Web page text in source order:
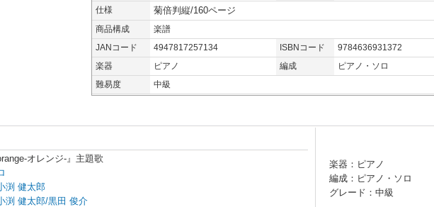
仕様
菊倍判縦/160ページ
商品構成
楽譜
JANコード
4947817257134 ISBNコード
9784636931372
楽器
ピアノ 編成
ピアノ・ソロ
難易度
中級
オレンジ-』主題歌
渕 健太郎
渕 健太郎/黒田 俊介
楽器：ピアノ
編成：ピアノ・ソロ
グレード：中級